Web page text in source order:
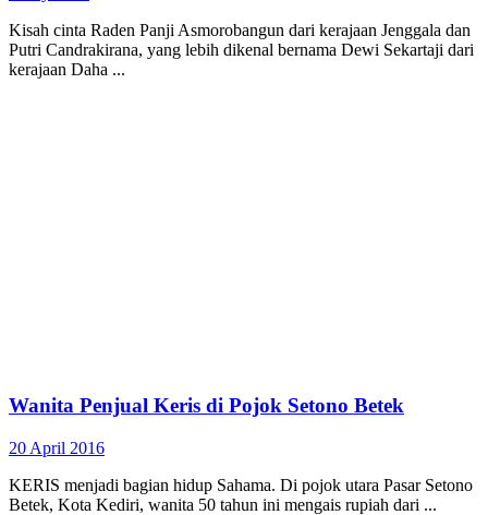
Kisah cinta Raden Panji Asmorobangun dari kerajaan Jenggala dan
Putri Candrakirana, yang lebih dikenal bernama Dewi Sekartaji dari
kerajaan Daha ...
Wanita Penjual Keris di Pojok Setono Betek
20 April 2016
KERIS menjadi bagian hidup Sahama. Di pojok utara Pasar Setono
Betek, Kota Kediri, wanita 50 tahun ini mengais rupiah dari ...